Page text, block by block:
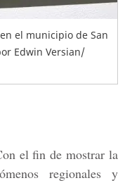
el municipio de San
Edwin Versian/
el fin de mostrar la
regionales y